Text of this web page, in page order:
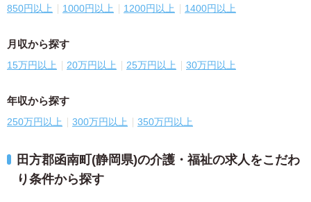
850円以上 1000円以上 1200円以上 1400円以上
月収から探す
15万円以上 20万円以上 25万円以上 30万円以上
年収から探す
250万円以上 300万円以上 350万円以上
田方郡函南町(静岡県)の介護・福祉の求人をこだわ
り条件から探す